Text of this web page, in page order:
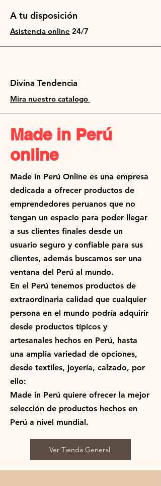
A tu disposición
Asistencia online 24/7
Divina Tendencia
Mira nuestro catalogo
Made in Perú
online
Made in Perú Online es una empresa
dedicada a ofrecer productos de
emprendedores peruanos que no
tengan un espacio para poder llegar
a sus clientes finales desde un
usuario seguro y confiable para sus
clientes, además buscamos ser una
ventana del Perú al mundo.
En el Perú tenemos productos de
extraordinaria calidad que cualquier
persona en el mundo podría adquirir
desde productos típicos y
artesanales hechos en Perú, hasta
una amplia variedad de opciones,
desde textiles, joyería, calzado, por
ello:
Made in Perú quiere ofrecer la mejor
selección de productos hechos en
Perú a nivel mundial.
Ver Tienda General